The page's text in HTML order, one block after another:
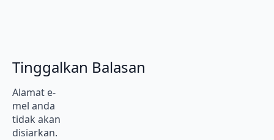
Tinggalkan Balasan
Alamat e-
mel anda
tidak akan
disiarkan.